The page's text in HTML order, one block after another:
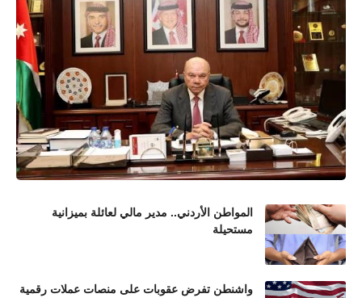
المواطن الأردني.. مدير مالي لعائلة بميزانية
مستحيلة
واشنطن تفرض عقوبات على منصات عملات رقمية